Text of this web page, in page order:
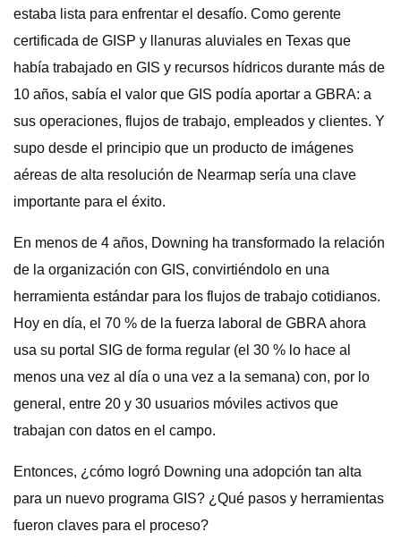
estaba lista para enfrentar el desafío. Como gerente
certificada de GISP y llanuras aluviales en Texas que
había trabajado en GIS y recursos hídricos durante más de
10 años, sabía el valor que GIS podía aportar a GBRA: a
sus operaciones, flujos de trabajo, empleados y clientes. Y
supo desde el principio que un producto de imágenes
aéreas de alta resolución de Nearmap sería una clave
importante para el éxito.
En menos de 4 años, Downing ha transformado la relación
de la organización con GIS, convirtiéndolo en una
herramienta estándar para los flujos de trabajo cotidianos.
Hoy en día, el 70 % de la fuerza laboral de GBRA ahora
usa su portal SIG de forma regular (el 30 % lo hace al
menos una vez al día o una vez a la semana) con, por lo
general, entre 20 y 30 usuarios móviles activos que
trabajan con datos en el campo.
Entonces, ¿cómo logró Downing una adopción tan alta
para un nuevo programa GIS? ¿Qué pasos y herramientas
fueron claves para el proceso?